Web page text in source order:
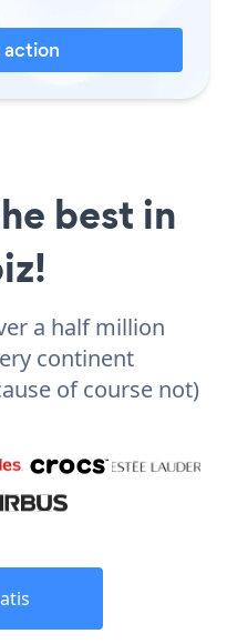
action
best in
a half million
continent
of course not)